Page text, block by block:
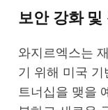
보안 강화 및
와지르엑스는
기 위해 미국
트너십을 맺을